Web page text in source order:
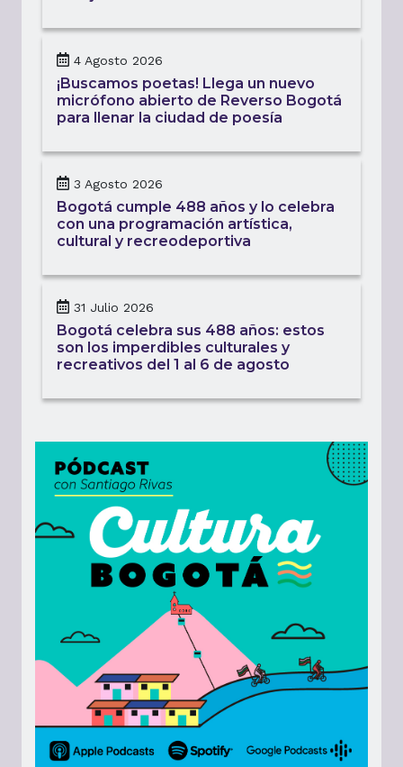
4 Agosto 2026
¡Buscamos poetas! Llega un nuevo
micrófono abierto de Reverso Bogotá
para llenar la ciudad de poesía
3 Agosto 2026
Bogotá cumple 488 años y lo celebra
con una programación artística,
cultural y recreodeportiva
31 Julio 2026
Bogotá celebra sus 488 años: estos
son los imperdibles culturales y
recreativos del 1 al 6 de agosto